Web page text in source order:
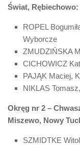
Świat, Rębiechowo:
ROPEL
Wyborcze
ZMUDZIŃSKA
CICHOWICZ
PAJĄK Maciej,
NIKLAS
Okręg nr 2 –
Miszewo, Nowy
SZMIDTKE